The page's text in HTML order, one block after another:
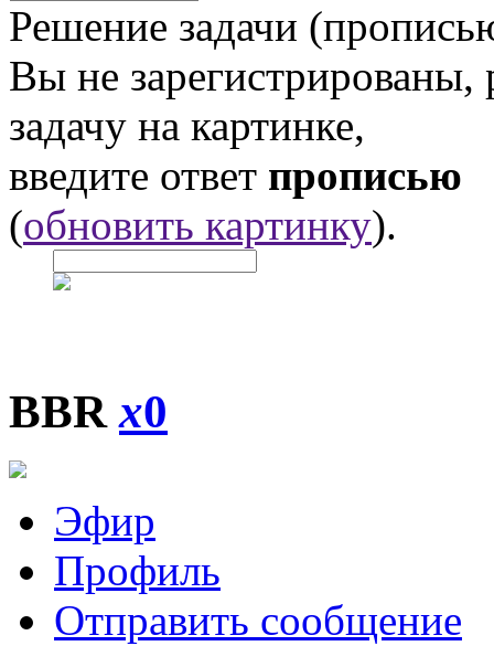
Решение задачи
Вы не
задачу на картинке,
введите ответ прописью
(обновить картинку).
BBRx0
Эфир
Профиль
Отправить сообщение